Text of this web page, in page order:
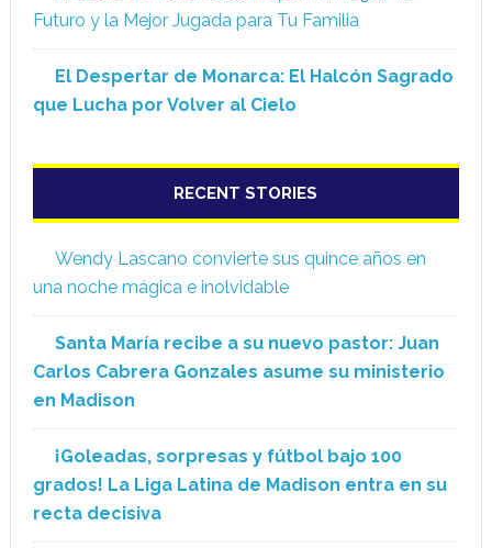
Futuro y la Mejor Jugada para Tu Familia
El Despertar de Monarca: El Halcón Sagrado
que Lucha por Volver al Cielo
RECENT STORIES
Wendy Lascano convierte sus quince años en
una noche mágica e inolvidable
Santa María recibe a su nuevo pastor: Juan
Carlos Cabrera Gonzales asume su ministerio
en Madison
¡Goleadas, sorpresas y fútbol bajo 100
grados! La Liga Latina de Madison entra en su
recta decisiva